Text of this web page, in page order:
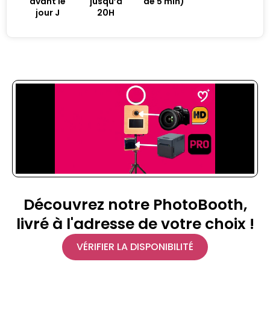
jour J
20H
Découvrez notre PhotoBooth,
livré à l'adresse de votre choix !
VÉRIFIER LA DISPONIBILITÉ